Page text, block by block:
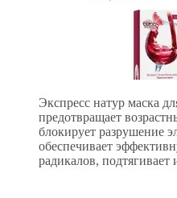
Экспресс натур маска
предотвращает
блокирует разрушение
обеспечивает
радикалов, подтягивает